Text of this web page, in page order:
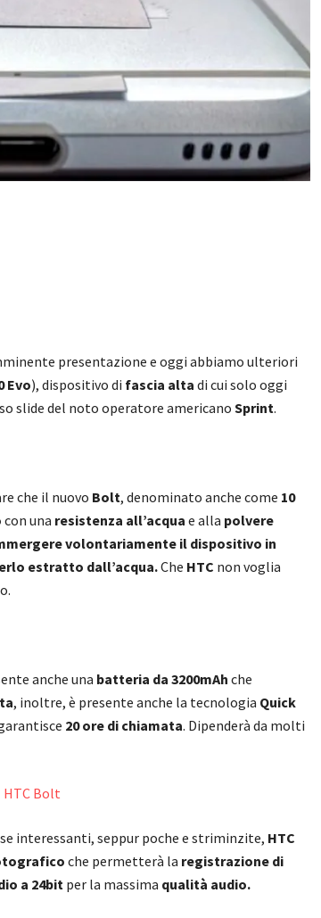
presentazione e oggi abbiamo ulteriori
Evo), dispositivo di fascia alta di cui solo oggi
slide del noto operatore americano Sprint.
che il nuovo Bolt, denominato anche come 10
con una resistenza all’acqua e alla polvere
volontariamente il dispositivo in
estratto dall’acqua.Che HTC non voglia
anche una batteria da 3200mAh che
, inoltre, è presente anche la tecnologia Quick
20 ore di chiamata. Dipenderà da molti
interessanti, seppur poche e striminzite, HTC
che permetterà la registrazione di
a 24bitper la massima qualità audio.